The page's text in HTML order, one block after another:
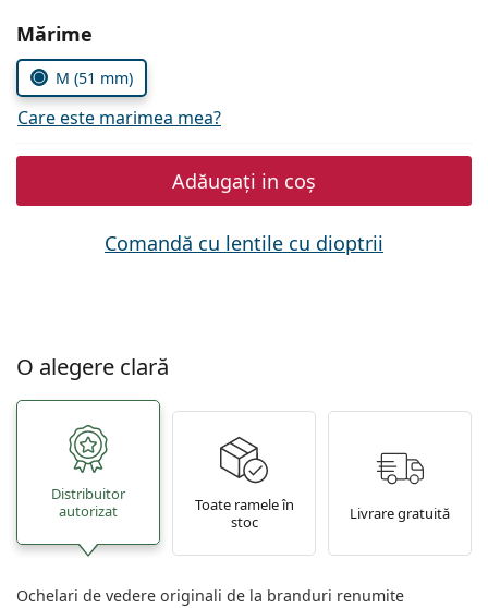
Prada
Toate mărcile
Alegeți parametrii
Mărime
M (51 mm)
Care este marimea mea?
Adăugați in coș
Comandă cu lentile cu dioptrii
O alegere clară
Distribuitor
autorizat
Toate ramele în
stoc
Livrare gratuită
Ochelari de vedere originali de la branduri renumite